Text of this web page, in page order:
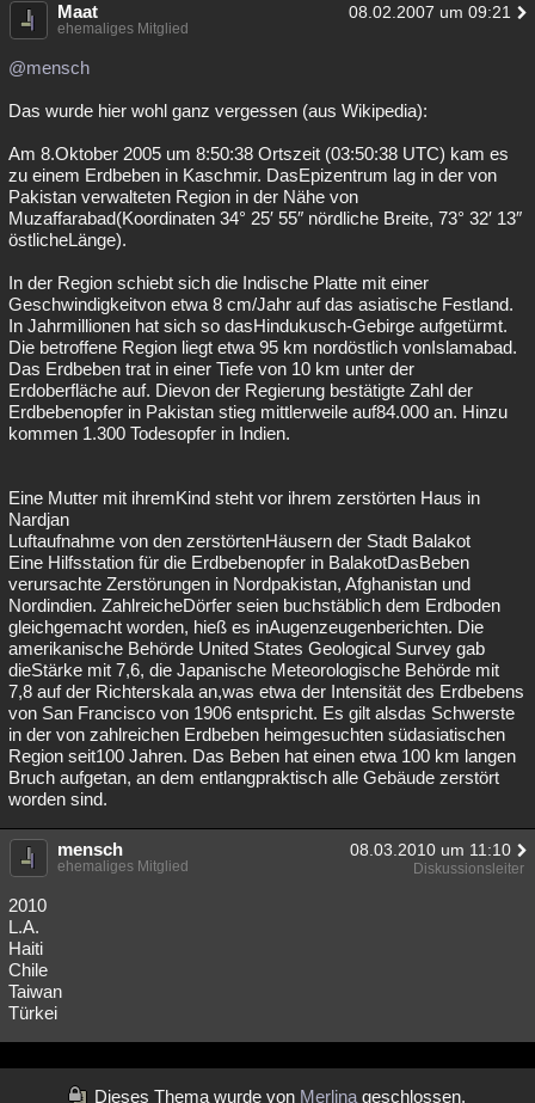
Maat 08.02.2007 um 09:21
ehemaliges Mitglied
@mensch
Das wurde hier wohl ganz vergessen (aus Wikipedia):
Am 8.Oktober 2005 um 8:50:38 Ortszeit (03:50:38 UTC) kam es
zu einem Erdbeben in Kaschmir. DasEpizentrum lag in der von
Pakistan verwalteten Region in der Nähe von
Muzaffarabad(Koordinaten 34° 25′ 55″ nördliche Breite, 73° 32′ 13″
östlicheLänge).
In der Region schiebt sich die Indische Platte mit einer
Geschwindigkeitvon etwa 8 cm/Jahr auf das asiatische Festland.
In Jahrmillionen hat sich so dasHindukusch-Gebirge aufgetürmt.
Die betroffene Region liegt etwa 95 km nordöstlich vonIslamabad.
Das Erdbeben trat in einer Tiefe von 10 km unter der
Erdoberfläche auf. Dievon der Regierung bestätigte Zahl der
Erdbebenopfer in Pakistan stieg mittlerweile auf84.000 an. Hinzu
kommen 1.300 Todesopfer in Indien.
Eine Mutter mit ihremKind steht vor ihrem zerstörten Haus in
Nardjan
Luftaufnahme von den zerstörtenHäusern der Stadt Balakot
Eine Hilfsstation für die Erdbebenopfer in BalakotDasBeben
verursachte Zerstörungen in Nordpakistan, Afghanistan und
Nordindien. ZahlreicheDörfer seien buchstäblich dem Erdboden
gleichgemacht worden, hieß es inAugenzeugenberichten. Die
amerikanische Behörde United States Geological Survey gab
dieStärke mit 7,6, die Japanische Meteorologische Behörde mit
7,8 auf der Richterskala an,was etwa der Intensität des Erdbebens
von San Francisco von 1906 entspricht. Es gilt alsdas Schwerste
in der von zahlreichen Erdbeben heimgesuchten südasiatischen
Region seit100 Jahren. Das Beben hat einen etwa 100 km langen
Bruch aufgetan, an dem entlangpraktisch alle Gebäude zerstört
worden sind.
mensch 08.03.2010 um 11:10
ehemaliges Mitglied Diskussionsleiter
2010
L.A.
Haiti
Chile
Taiwan
Türkei
Dieses Thema wurde von Merlinageschlossen.